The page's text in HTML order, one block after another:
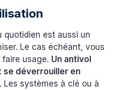
quotidien est aussi un
Le cas échéant, vous
faire usage. Un antivol
se déverrouiller en
. Les systèmes à clé ou à